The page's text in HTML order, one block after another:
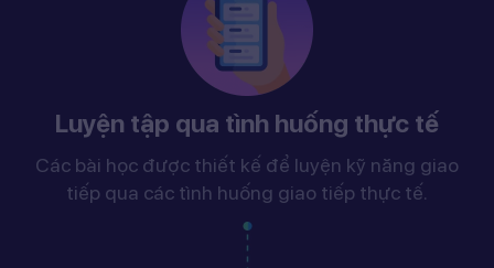
Luyện tập qua tình huống thực tế
Các bài học được thiết kế để luyện kỹ năng giao
tiếp qua các tình huống giao tiếp thực tế.